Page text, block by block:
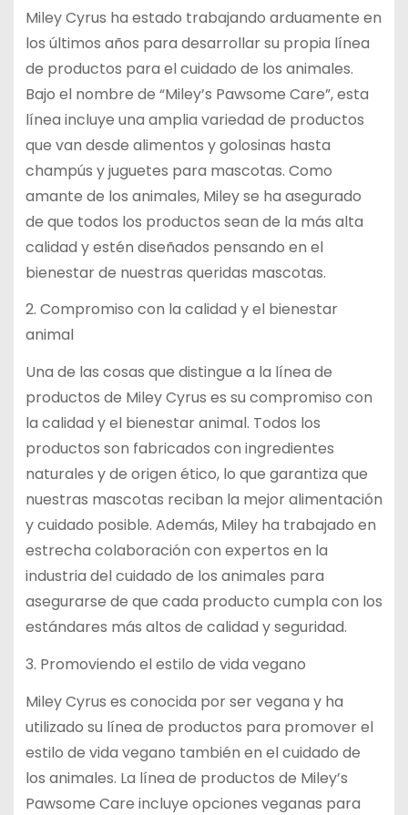
Miley Cyrus ha estado trabajando arduamente en
los últimos años para desarrollar su propia línea
de productos para el cuidado de los animales.
Bajo el nombre de “Miley’s Pawsome Care”, esta
línea incluye una amplia variedad de productos
que van desde alimentos y golosinas hasta
champús y juguetes para mascotas. Como
amante de los animales, Miley se ha asegurado
de que todos los productos sean de la más alta
calidad y estén diseñados pensando en el
bienestar de nuestras queridas mascotas.
2. Compromiso con la calidad y el bienestar
animal
Una de las cosas que distingue a la línea de
productos de Miley Cyrus es su compromiso con
la calidad y el bienestar animal. Todos los
productos son fabricados con ingredientes
naturales y de origen ético, lo que garantiza que
nuestras mascotas reciban la mejor alimentación
y cuidado posible. Además, Miley ha trabajado en
estrecha colaboración con expertos en la
industria del cuidado de los animales para
asegurarse de que cada producto cumpla con los
estándares más altos de calidad y seguridad.
3. Promoviendo el estilo de vida vegano
Miley Cyrus es conocida por ser vegana y ha
utilizado su línea de productos para promover el
estilo de vida vegano también en el cuidado de
los animales. La línea de productos de Miley’s
Pawsome Care incluye opciones veganas para